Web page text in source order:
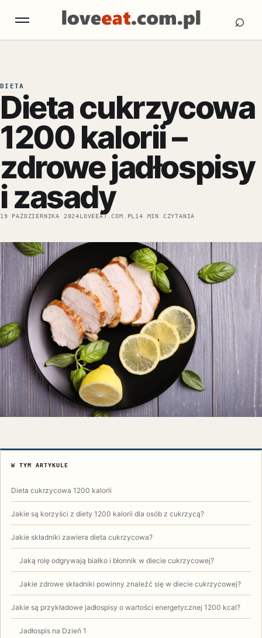
Otwórz menu ⌕
DIETA
Dieta cukrzycowa
1200 kalorii –
zdrowe jadłospisy
i zasady
19 PAŹDZIERNIKA 2024LOVEEAT.COM.PL 14 MIN CZYTANIA
W TYM ARTYKULE
Dieta cukrzycowa 1200 kalorii
Jakie są korzyści z diety 1200 kalorii dla osób z cukrzycą?
Jakie składniki zawiera dieta cukrzycowa?
Jaką rolę odgrywają białko i błonnik w diecie cukrzycowej?
Jakie zdrowe składniki powinny znaleźć się w diecie cukrzycowej?
Jakie są przykładowe jadłospisy o wartości energetycznej 1200 kcal?
Jadłospis na Dzień 1